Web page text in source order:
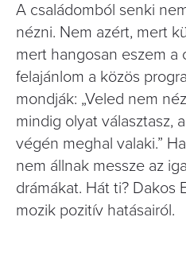
A családomból senki
nézni. Nem azért, mert
mert hangosan eszem a
felajánlom a közös
mondják: „Veled nem
mindig olyat választasz,
végén meghal valaki.”
nem állnak messze az
drámákat. Hát ti? Dakos
mozik pozitív hatásairól.